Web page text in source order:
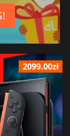
2099.00zł